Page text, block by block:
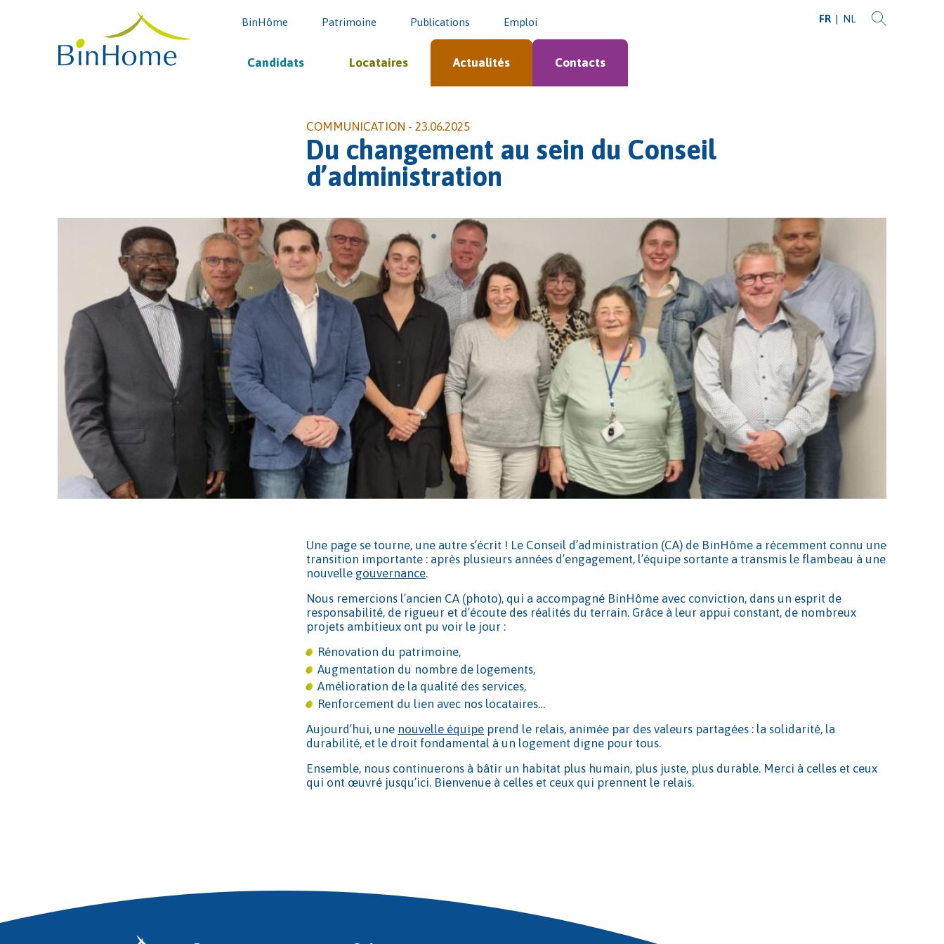
BinHôme Patrimoine Publications Emploi FR NL
Candidats Locataires Actualités Contacts
COMMUNICATION - 23.06.2025
Du changement au sein du Conseil
d’administration
Une page se tourne, une autre s’écrit ! Le Conseil d’administration (CA) de BinHôme a récemment connu une
transition importante : après plusieurs années d’engagement, l’équipe sortante a transmis le flambeau à une
nouvelle gouvernance.
Nous remercions l’ancien CA (photo), qui a accompagné BinHôme avec conviction, dans un esprit de
responsabilité, de rigueur et d’écoute des réalités du terrain. Grâce à leur appui constant, de nombreux
projets ambitieux ont pu voir le jour :
Rénovation du patrimoine,
Augmentation du nombre de logements,
Amélioration de la qualité des services,
Renforcement du lien avec nos locataires…
Aujourd’hui, une nouvelle équipe prend le relais, animée par des valeurs partagées : la solidarité, la
durabilité, et le droit fondamental à un logement digne pour tous.
Ensemble, nous continuerons à bâtir un habitat plus humain, plus juste, plus durable. Merci à celles et ceux
qui ont œuvré jusqu’ici. Bienvenue à celles et ceux qui prennent le relais.